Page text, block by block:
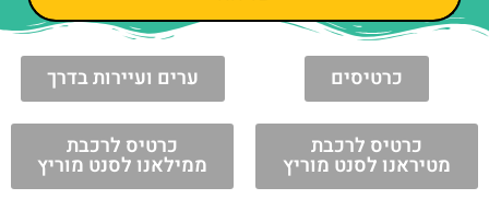
כרטיסים ערים ועיירות בדרך
כרטיס לרכבת
מטיראנו לסנט מוריץ
כרטיס לרכבת
ממילאנו לסנט מוריץ